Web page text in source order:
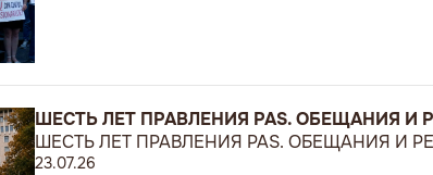
ШЕСТЬ ЛЕТ ПРАВЛЕНИЯ PAS. ОБЕЩАНИЯ И
ШЕСТЬ ЛЕТ ПРАВЛЕНИЯ PAS. ОБЕЩАНИЯ И
23.07.26